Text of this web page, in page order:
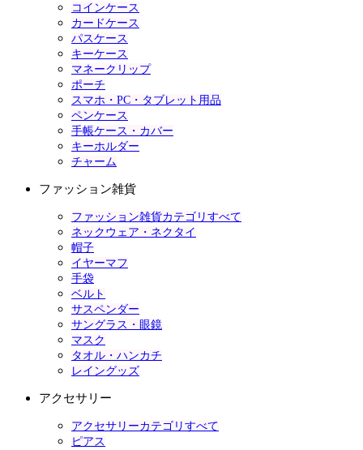
コインケース
カードケース
パスケース
キーケース
マネークリップ
ポーチ
スマホ・PC・タブレット用品
ペンケース
手帳ケース・カバー
キーホルダー
チャーム
ファッション雑貨
ファッション雑貨カテゴリすべて
ネックウェア・ネクタイ
帽子
イヤーマフ
手袋
ベルト
サスペンダー
サングラス・眼鏡
マスク
タオル・ハンカチ
レイングッズ
アクセサリー
アクセサリーカテゴリすべて
ピアス